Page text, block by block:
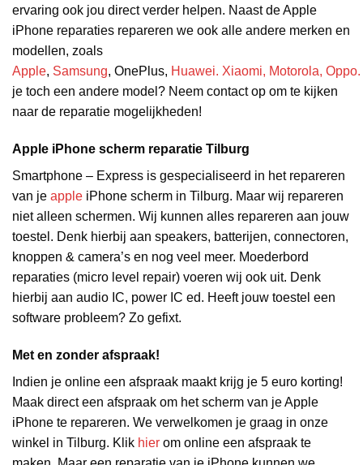
ervaring ook jou direct verder helpen. Naast de Apple
iPhone reparaties repareren we ook alle andere merken en
modellen, zoals
Apple, Samsung, OnePlus, Huawei. Xiaomi, Motorola, Oppo.
je toch een andere model? Neem contact op om te kijken
naar de reparatie mogelijkheden!
Apple iPhone scherm reparatie Tilburg
Smartphone – Express is gespecialiseerd in het repareren
van je apple iPhone scherm in Tilburg. Maar wij repareren
niet alleen schermen. Wij kunnen alles repareren aan jouw
toestel. Denk hierbij aan speakers, batterijen, connectoren,
knoppen & camera’s en nog veel meer. Moederbord
reparaties (micro level repair) voeren wij ook uit. Denk
hierbij aan audio IC, power IC ed. Heeft jouw toestel een
software probleem? Zo gefixt.
Met en zonder afspraak!
Indien je online een afspraak maakt krijg je 5 euro korting!
Maak direct een afspraak om het scherm van je Apple
iPhone te repareren. We verwelkomen je graag in onze
winkel in Tilburg. Klik hier om online een afspraak te